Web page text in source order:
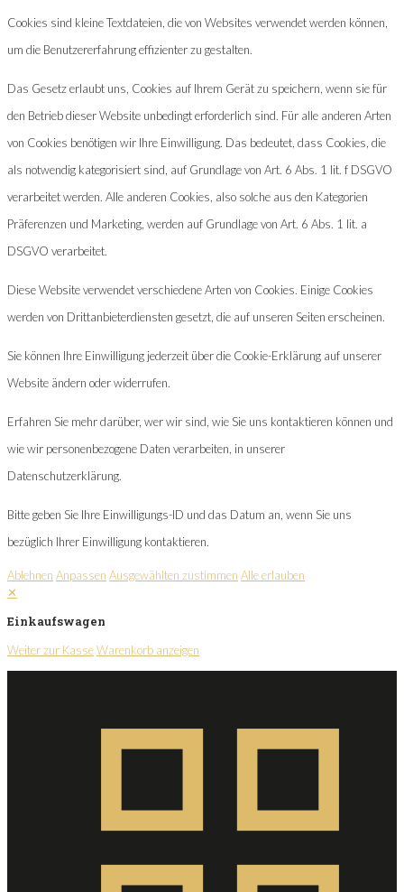
Cookies sind kleine Textdateien, die von Websites verwendet werden können,
um die Benutzererfahrung effizienter zu gestalten.
Das Gesetz erlaubt uns, Cookies auf Ihrem Gerät zu speichern, wenn sie für
den Betrieb dieser Website unbedingt erforderlich sind. Für alle anderen Arten
von Cookies benötigen wir Ihre Einwilligung. Das bedeutet, dass Cookies, die
als notwendig kategorisiert sind, auf Grundlage von Art. 6 Abs. 1 lit. f DSGVO
verarbeitet werden. Alle anderen Cookies, also solche aus den Kategorien
Präferenzen und Marketing, werden auf Grundlage von Art. 6 Abs. 1 lit. a
DSGVO verarbeitet.
Diese Website verwendet verschiedene Arten von Cookies. Einige Cookies
werden von Drittanbieterdiensten gesetzt, die auf unseren Seiten erscheinen.
Sie können Ihre Einwilligung jederzeit über die Cookie-Erklärung auf unserer
Website ändern oder widerrufen.
Erfahren Sie mehr darüber, wer wir sind, wie Sie uns kontaktieren können und
wie wir personenbezogene Daten verarbeiten, in unserer
Datenschutzerklärung.
Bitte geben Sie Ihre Einwilligungs-ID und das Datum an, wenn Sie uns
bezüglich Ihrer Einwilligung kontaktieren.
Ablehnen Anpassen Ausgewählten zustimmen Alle erlauben
✕
Einkaufswagen
Weiter zur KasseWarenkorb anzeigen